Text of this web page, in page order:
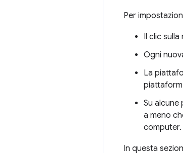
Per
Il clic
Ogni
La
Su
a meno
computer.
In questa